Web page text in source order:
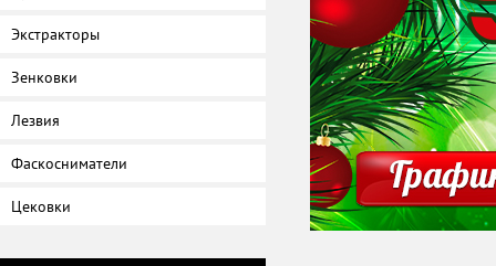
Экстракторы
Зенковки
Лезвия
Фаскосниматели
Цековки